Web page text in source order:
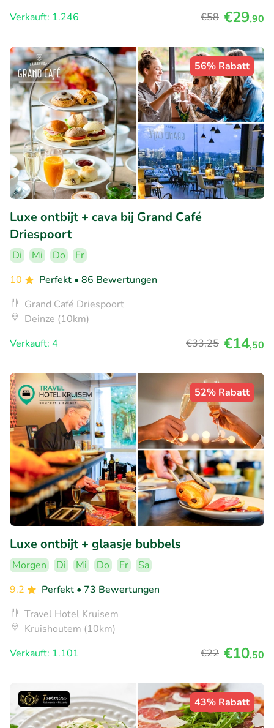
Verkauft: 1.246
€58 €29,90
56% Rabatt
Luxe ontbijt + cava bij Grand Café
Driespoort
Di Mi Do
Fr
10
Perfekt • 86 Bewertungen
Grand Café Driespoort
Deinze (10km)
Verkauft: 4
€33,25 €14,50
52% Rabatt
Luxe ontbijt + glaasje bubbels
Morgen Di Mi Do Fr
Sa
9.2
Perfekt • 73 Bewertungen
Travel Hotel Kruisem
Kruishoutem (10km)
Verkauft: 1.101
€22 €10,50
43% Rabatt